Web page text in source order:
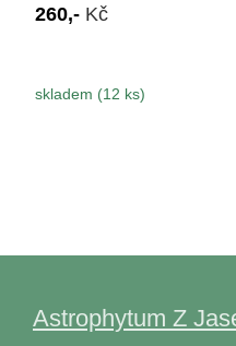
260,- Kč
skladem (12 ks)
Astrophytum Z